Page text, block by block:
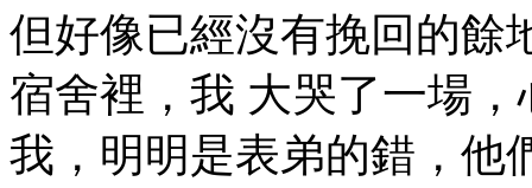
但好像已經沒有挽回的餘
宿舍裡，我 大哭了一場
我，明明是表弟的錯，他